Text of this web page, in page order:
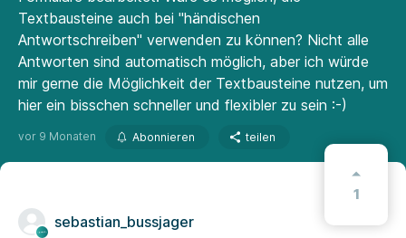
Textbausteine auch bei "händischen
Antwortschreiben" verwenden zu können? Nicht alle
Antworten sind automatisch möglich, aber ich würde
mir gerne die Möglichkeit der Textbausteine nutzen, um
hier ein bisschen schneller und flexibler zu sein :-)
vor 9 Monaten Abonnieren teilen
1
sebastian_bussjager